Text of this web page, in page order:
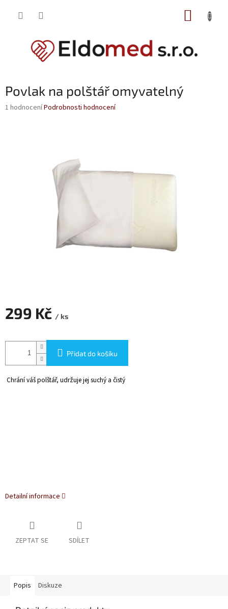
Povlak na polštář omyvatelný
Průměrné
1 hodnoceníPodrobnosti hodnocení
299 Kč / ks
cena:
Přidat do košíku
Chrání váš polštář, udržuje jej suchý a čistý
Detailní informace
ZEPTAT SE SDÍLET
Popis Diskuze